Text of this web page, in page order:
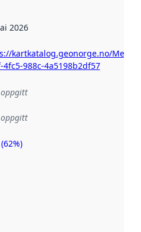
2026
kartkatalog.geonorge.no/
4fc5-988c-4a5198b2df57